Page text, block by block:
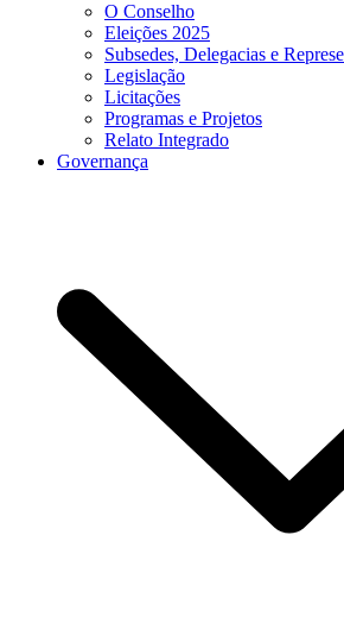
O Conselho
Eleições 2025
Subsedes, Delegacias e
Legislação
Licitações
Programas e Projetos
Relato Integrado
Governança